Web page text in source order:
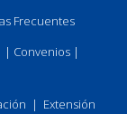
Frecuentes
| Convenios|
| Extensión